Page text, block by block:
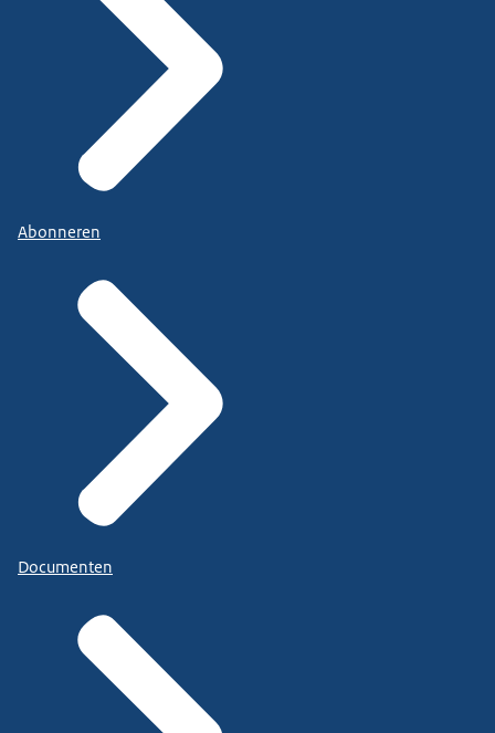
Abonneren
Documenten